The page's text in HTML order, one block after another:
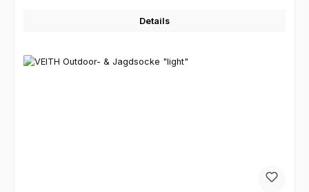
Details